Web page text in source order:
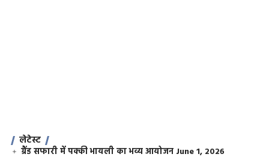
लेटेस्ट
ग्रैंड सफारी में पक्की भायली का भव्य आयोजन June 1, 2026